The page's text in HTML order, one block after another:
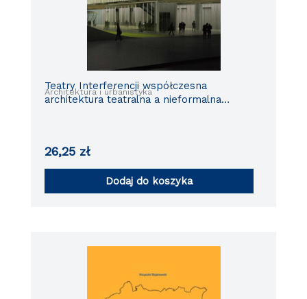
Architektura i urbanistyka
Teatry Interferencji współczesna
architektura teatralna a nieformalna
26,25 zł
Dodaj do koszyka